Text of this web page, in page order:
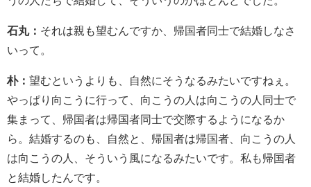
石丸： それは親も望むんですか、帰国者同士で結婚しなさ
いって。
朴： 望むというよりも、自然にそうなるみたいですねぇ。
やっぱり向こうに行って、向こうの人は向こうの人同士で
集まって、帰国者は帰国者同士で交際するようになるか
ら。結婚するのも、自然と、帰国者は帰国者、向こうの人
は向こうの人、そういう風になるみたいです。私も帰国者
と結婚したんです。